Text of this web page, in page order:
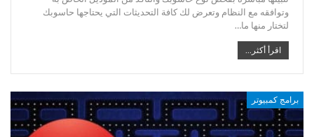
وتوافقه مع النظام وتعرض لك كافة التحديثات التي يحتاجها حاسوبك
لتختار منها ما…
اقرأ أكثر...
برامج كمبيوتر